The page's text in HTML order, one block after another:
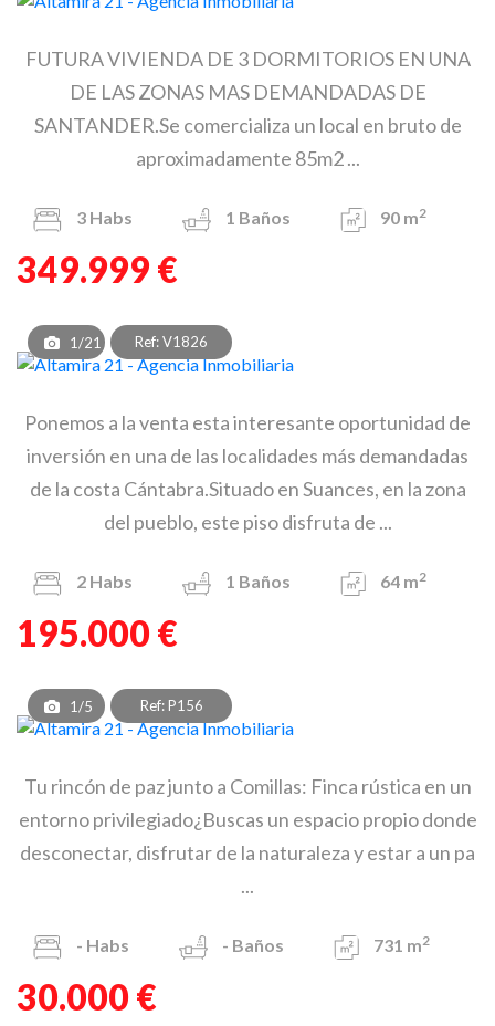
FUTURA VIVIENDA DE 3 DORMITORIOS EN UNA
DE LAS ZONAS MAS DEMANDADAS DE
SANTANDER.Se comercializa un local en bruto de
aproximadamente 85m2 ...
3 Habs 1 Baños 90 m2
349.999 €
1/21 Ref: V1826
Ponemos a la venta esta interesante oportunidad de
inversión en una de las localidades más demandadas
de la costa Cántabra.Situado en Suances, en la zona
del pueblo, este piso disfruta de ...
2 Habs 1 Baños 64 m2
195.000 €
1/5 Ref: P156
Tu rincón de paz junto a Comillas: Finca rústica en un
entorno privilegiado¿Buscas un espacio propio donde
desconectar, disfrutar de la naturaleza y estar a un pa
...
- Habs - Baños 731 m2
30.000 €